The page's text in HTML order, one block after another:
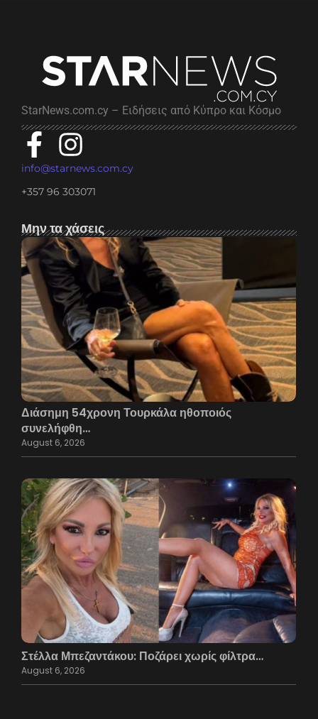
StarNews.com.cy – Ειδήσεις από Κύπρο και Κόσμο
info@starnews.com.cy
+357 96 303071
Μην τα χάσεις
Διάσημη 54χρονη Τουρκάλα ηθοποιός
συνελήφθη…
August 6, 2026
Στέλλα Μπεζαντάκου: Ποζάρει χωρίς φίλτρα…
August 6, 2026